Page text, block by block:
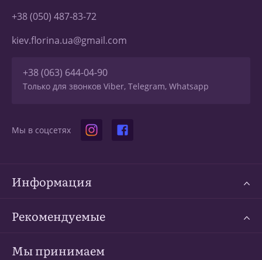
+38 (050) 487-83-72
kiev.florina.ua@gmail.com
+38 (063) 644-04-90
Только для звонков Viber, Telegram, Whatsapp
Мы в соцсетях
Информация
Рекомендуемые
Мы принимаем